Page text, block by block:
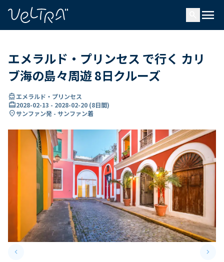
menu
エメラルド・プリンセス で行く カリ
ブ海の島々周遊 8日クルーズ
directions_boatエメラルド・プリンセス
card_travel2028-02-13 - 2028-02-20 (8日間)
location_onサンファン発 - サンファン着
keyboard_arrow_leftPrevious slide keyboard_arrow_right